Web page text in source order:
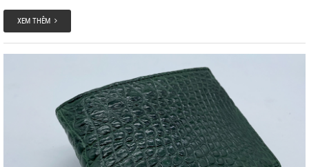
sẽ giúp bạn cảm giác êm ái, thoải mái khi đi giày dép và sẽ làm đôi giày của
bạn được bền đẹp hơn.
XEM THÊM